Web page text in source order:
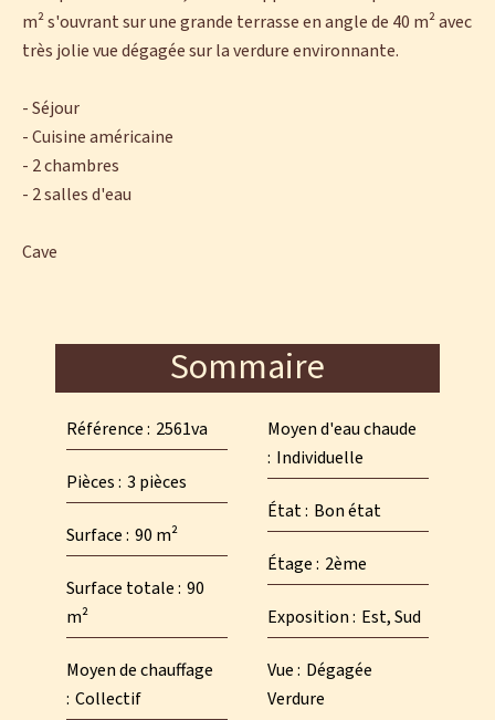
m² s'ouvrant sur une grande terrasse en angle de 40 m² avec
très jolie vue dégagée sur la verdure environnante.
- Séjour
- Cuisine américaine
- 2 chambres
- 2 salles d'eau
Cave
Sommaire
Référence 2561va
Pièces 3 pièces
Surface 90 m²
Surface totale 90
m²
Moyen de chauffage
Collectif
Moyen d'eau chaude
Individuelle
État Bon état
Étage 2ème
Exposition Est, Sud
Vue Dégagée
Verdure